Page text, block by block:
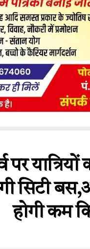
पर
सिटी
होगी कम